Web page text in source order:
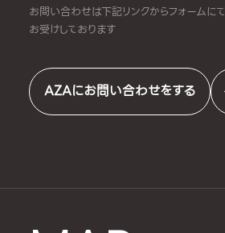
お問い合わせは下記リンクからフォームにて
お受けしております
AZAにお問い合わせをする